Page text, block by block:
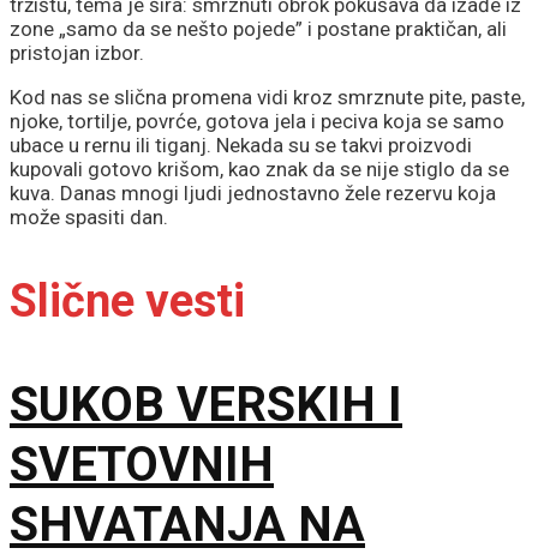
zone „samo da se nešto pojede” i postane praktičan, ali
pristojan izbor.
Kod nas se slična promena vidi kroz smrznute pite, paste,
njoke, tortilje, povrće, gotova jela i peciva koja se samo
ubace u rernu ili tiganj. Nekada su se takvi proizvodi
kupovali gotovo krišom, kao znak da se nije stiglo da se
kuva. Danas mnogi ljudi jednostavno žele rezervu koja
može spasiti dan.
Slične vesti
SUKOB VERSKIH I
SVETOVNIH
SHVATANJA NA